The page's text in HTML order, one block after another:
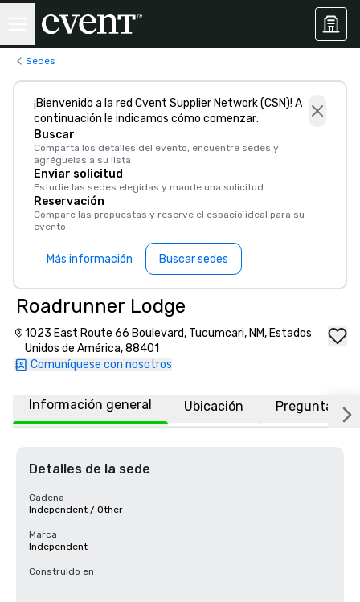
Sedes
¡Bienvenido a la red Cvent Supplier Network (CSN)! A
continuación le indicamos cómo comenzar:
Buscar
Comparta los detalles del evento, encuentre sedes y
agréguelas a su lista
Enviar solicitud
Estudie las sedes elegidas y mande una solicitud
Reservación
Compare las propuestas y reserve el espacio ideal para su
evento
Más información Buscar sedes
Roadrunner Lodge
1023 East Route 66 Boulevard, Tucumcari, NM, Estados
Unidos de América, 88401
Comuníquese con nosotros
Información general Ubicación Preguntas
Detalles de la sede
Cadena
Independent / Other
Marca
Independent
Construido en
-